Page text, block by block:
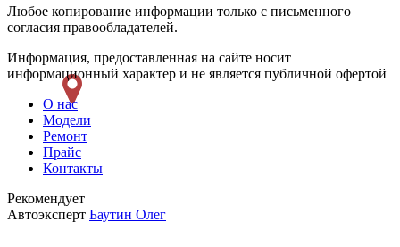
Любое копирование информации только с письменного
согласия правообладателей.
Информация, предоставленная на сайте носит
информационный характер и не является публичной офертой
О нас
Модели
Ремонт
Прайс
Контакты
Рекомендует
Автоэксперт Баутин Олег